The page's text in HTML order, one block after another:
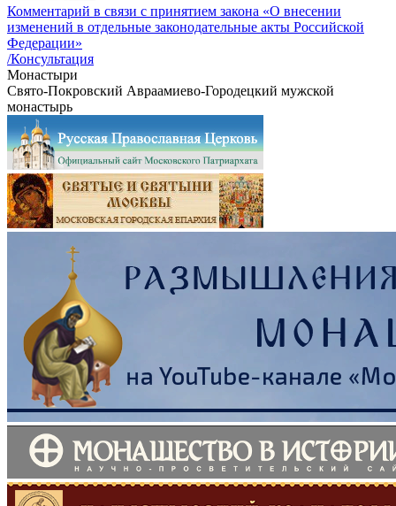
Комментарий в связи с принятием закона «О внесении
изменений в отдельные законодательные акты Российской
Федерации»
/Консультация
Монастыри
Свято-Покровский Авраамиево-Городецкий мужской
монастырь